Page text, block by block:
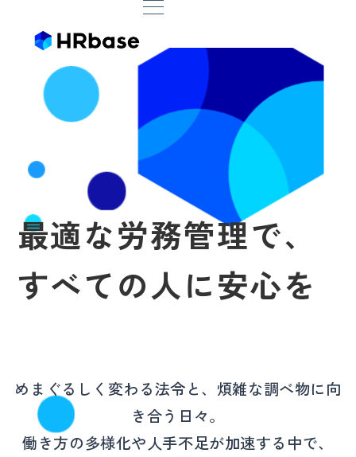
最適な労務管理で、
すべての人に安心を
めまぐるしく変わる法令と、煩雑な調べ物に向
き合う日々。
働き方の多様化や人手不足が加速する中で、